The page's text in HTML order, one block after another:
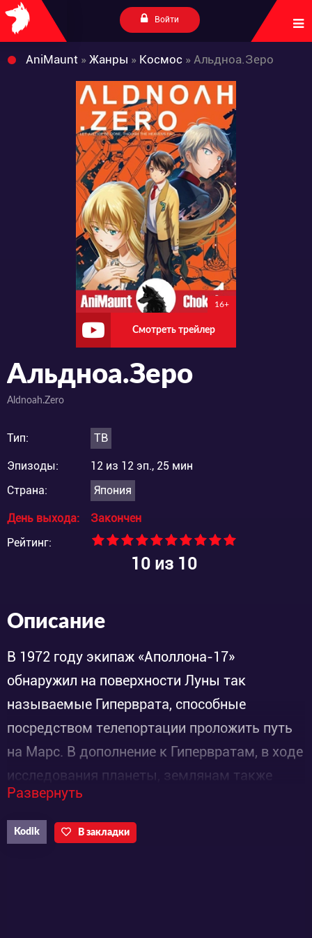
Войти
AniMaunt » Жанры » Космос » Альдноа.Зеро
16+
Смотреть трейлер
Альдноа.Зеро
Aldnoah.Zero
Тип: ТВ
Эпизоды:
12 из 12 эп., 25 мин
Страна:
Япония
День выхода:
Закончен
Рейтинг:
10из 10
Описание
В 1972 году экипаж «Аполлона-17»
обнаружил на поверхности Луны так
называемые Гиперврата, способные
посредством телепортации проложить путь
на Марс. В дополнение к Гипервратам, в ходе
исследования планеты, землянам также
посчастливилось открыть еще одно
наследие древней цивилизации – могучую
технологию, позже названную «Альдноа».
Развернуть
Kodik В закладки